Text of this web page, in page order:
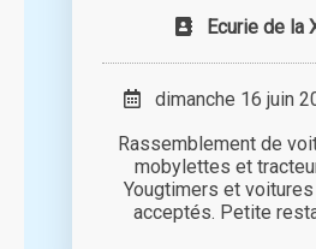
Ecurie de la
dimanche 16 juin
Rassemblement de
mobylettes et
Yougtimers et
acceptés. Petite